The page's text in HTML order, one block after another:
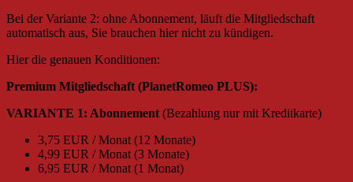
Bei der Variante 2: ohne Abonnement, läuft die Mitgliedschaft
automatisch aus, Sie brauchen hier nicht zu kündigen.
Hier die genauen Konditionen:
Premium Mitgliedschaft (PlanetRomeo PLUS):
VARIANTE 1: Abonnement (Bezahlung nur mit Kreditkarte)
3,75 EUR / Monat (12 Monate)
4,99 EUR / Monat (3 Monate)
6,95 EUR / Monat (1 Monat)